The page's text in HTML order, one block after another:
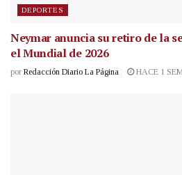
DEPORTES
Neymar anuncia su retiro de la
el Mundial de 2026
por Redacción Diario La Página HACE 1